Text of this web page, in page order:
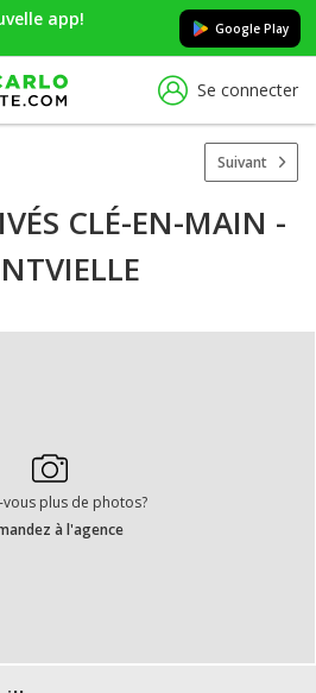
app! Google Play
Se connecter
Suivant
CLÉ-EN-MAIN -
vous plus de photos?
à l'agence